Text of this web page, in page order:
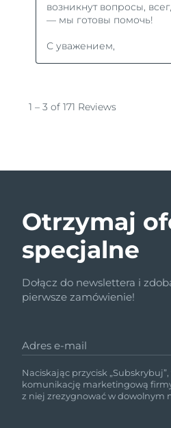
Otrzymaj
specjalne
Dołącz do newslettera i
pierwsze zamówienie!
Adres e-mail
Naciskając przycisk
komunikację marketingową
z niej zrezygnować w dowolnym